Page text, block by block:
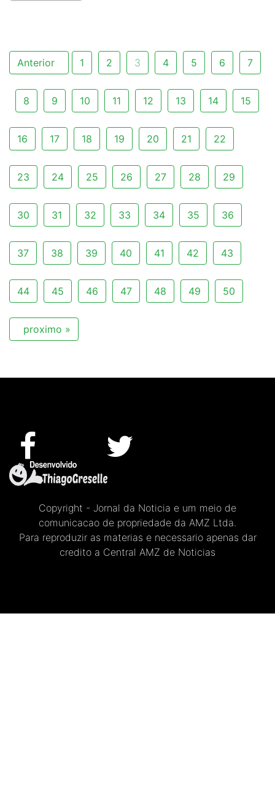
Anterior 1 2 3 4 5 6 7
8 9 10 11 12 13 14 15
16 17 18 19 20 21 22
23 24 25 26 27 28 29
30 31 32 33 34 35 36
37 38 39 40 41 42 43
44 45 46 47 48 49 50
proximo »
Copyright - Jornal da Noticia e um meio de
comunicacao de propriedade da AMZ Ltda.
Para reproduzir as materias e necessario apenas dar
credito a Central AMZ de Noticias